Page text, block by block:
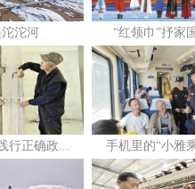
沱河 “红领巾”抒家
行正确政... 手机里的“小雅